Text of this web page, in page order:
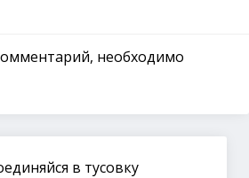
необходимо
в тусовку